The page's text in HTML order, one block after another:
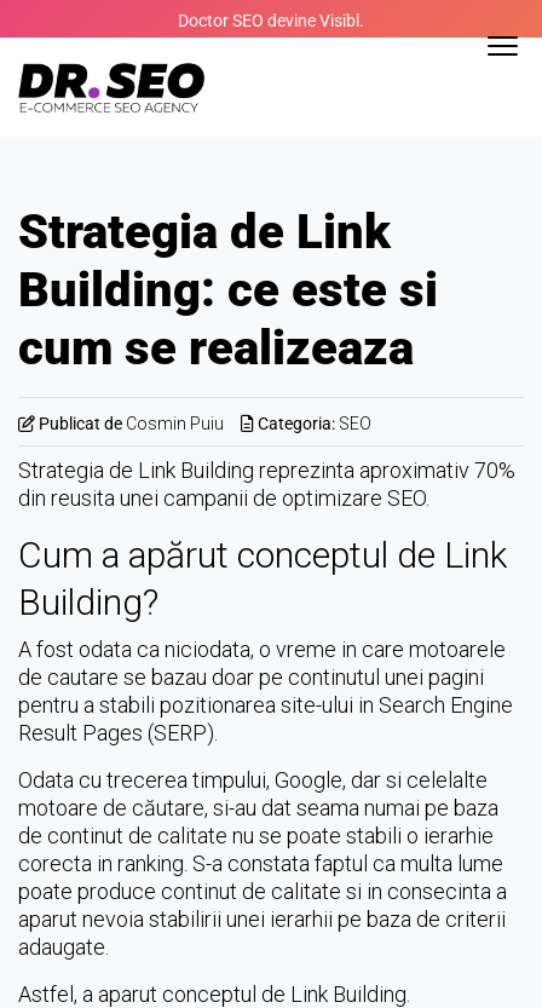
to
content
Doctor SEO devine Visibl.
Strategia de Link
Building: ce este si
cum se realizeaza
Publicat de Cosmin Puiu Categoria: SEO
Strategia de Link Building reprezinta aproximativ 70%
din reusita unei campanii de optimizare SEO.
Cum a apărut conceptul de Link
Building?
A fost odata ca niciodata, o vreme in care motoarele
de cautare se bazau doar pe continutul unei pagini
pentru a stabili pozitionarea site-ului in Search Engine
Result Pages (SERP).
Odata cu trecerea timpului, Google, dar si celelalte
motoare de căutare, si-au dat seama numai pe baza
de continut de calitate nu se poate stabili o ierarhie
corecta in ranking. S-a constata faptul ca multa lume
poate produce continut de calitate si in consecinta a
aparut nevoia stabilirii unei ierarhii pe baza de criterii
adaugate.
Astfel, a aparut conceptul de Link Building.